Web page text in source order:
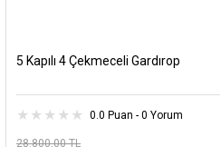
5 Kapılı 4 Çekmeceli Gardırop
0.0 Puan - 0 Yorum
28.800,00 TL